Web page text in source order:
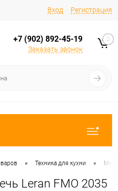
Вход Регистрация
+7 (902) 892-45-19
Заказать звонок
0
• Техника для кухни •
Leran FMO 2035